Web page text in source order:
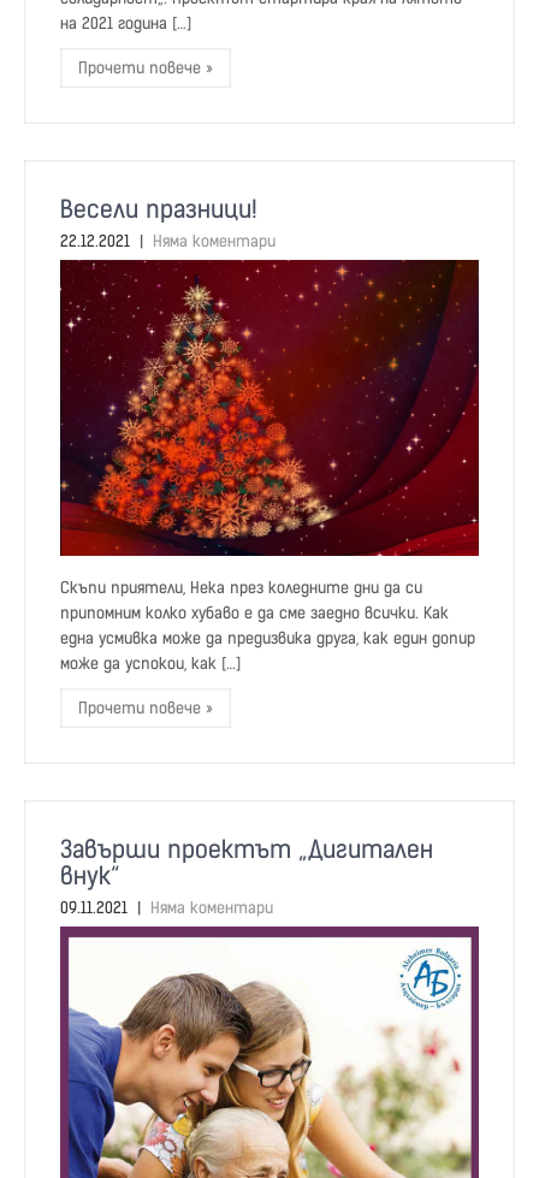
на 2021 година […]
Прочети повече »
Весели празници!
22.12.2021 Няма коментари
Скъпи приятели, Нека през коледните дни да си
припомним колко хубаво е да сме заедно всички. Как
една усмивка може да предизвика друга, как един допир
може да успокои, как […]
Прочети повече »
Завърши проектът „Дигитален
внук“
09.11.2021 Няма коментари